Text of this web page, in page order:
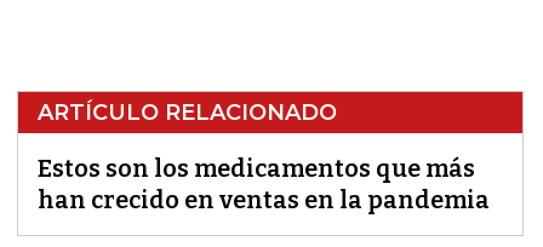
ARTÍCULO RELACIONADO
Estos son los medicamentos que más
han crecido en ventas en la pandemia